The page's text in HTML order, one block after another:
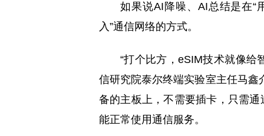
如果说AI降噪、AI总结是在“
入”通信网络的方式。
“打个比方，eSIM技术就像给
信研究院泰尔终端实验室主任马
备的主板上，不需要插卡，只需
能正常使用通信服务。